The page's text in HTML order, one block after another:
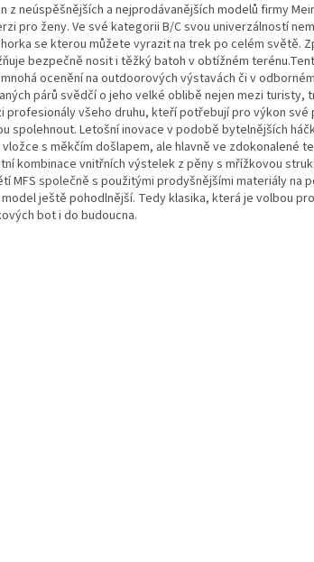
z neúspěšnějších a nejprodávanějších modelů firmy
pro ženy. Ve své kategorii B/C svou univerzálností
se kterou můžete vyrazit na trek po celém světě.
bezpečně nosit i těžký batoh v obtížném
ocenění na outdoorových výstavách či v
párů svědčí o jeho velké oblibě nejen mezi turisty,
profesionály všeho druhu, kteří potřebují pro výkon své
spolehnout. Letošní inovace v podobě bytelnějších
s měkčím došlapem, ale hlavně ve zdokonalené
kombinace vnitřních výstelek z pěny s mřížkovou
MFS společně s použitými prodyšnějšími materiály na
ještě pohodlnější. Tedy klasika, která je volbou
bot i do budoucna.